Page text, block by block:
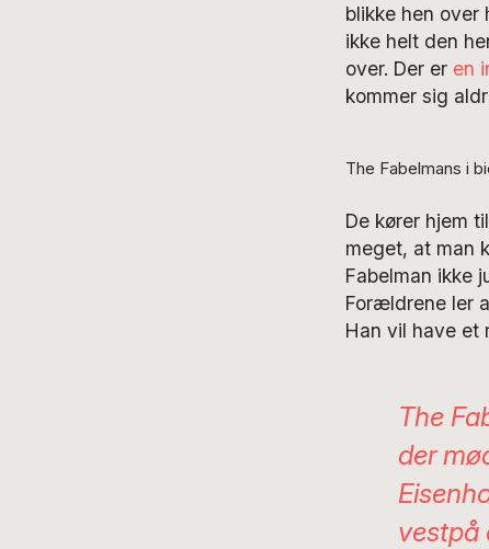
blikke hen over
ikke helt den
over. Der er en
kommer sig
The Fabelmans i
De kører hjem
meget, at man
Fabelman ikke
Forældrene ler
Han vil have et
The
der
vestpå